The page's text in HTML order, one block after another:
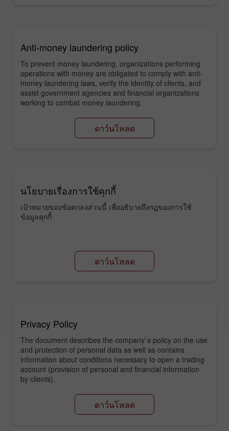
Anti-money laundering policy
To prevent money laundering, organizations performing
operations with money are obligated to comply with anti-
money laundering laws, verify the identity of clients, and
assist government agencies and financial organizations
working to combat money laundering.
ดาว์นโหลด
นโยบายเรื่องการใช้คุกกี้
เป้าหมายของข้อตกลงส่วนนี้ เพื่ออธิบายถึงกฎของการใช้
ข้อมูลคุกกี้
ดาว์นโหลด
Privacy Policy
The document describes the company`s policy on the use
and protection of personal data as well as contains
information about conditions necessary to open a trading
account (provision of personal and financial information
by clients).
ดาว์นโหลด